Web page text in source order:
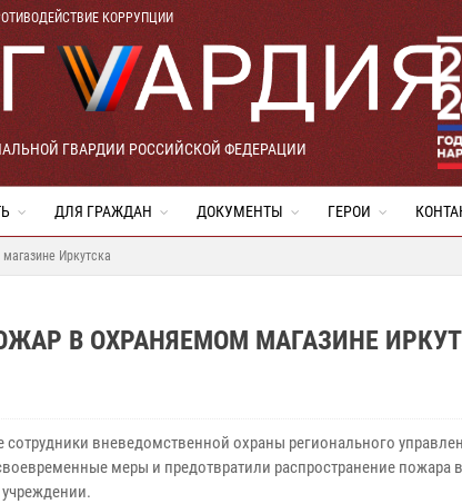
КОРРУПЦИИ
ГВАРДИИ РОССИЙСКОЙ ФЕДЕРАЦИИ
ДЛЯ ГРАЖДАН ДОКУМЕНТЫ ГЕРОИ
Иркутска
В ОХРАНЯЕМОМ МАГАЗИНЕ
сотрудники вневедомственной охраны регионального
меры и предотвратили распространение пожара